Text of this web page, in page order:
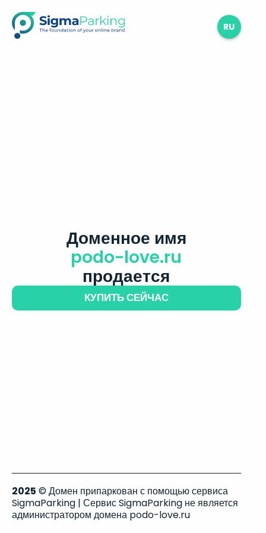
RU
Доменное имя
podo-love.ru
продается
КУПИТЬ СЕЙЧАС
2025 © Домен припаркован с помощью сервиса
SigmaParking | Сервис SigmaParking не является
администратором домена podo-love.ru